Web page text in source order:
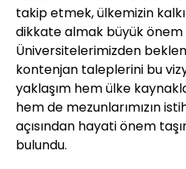
takip etmek, ülkemizin
dikkate almak büyük önem
Üniversitelerimizden
kontenjan taleplerini bu
yaklaşım hem ülke
hem de mezunlarımızın
açısından hayati önem
bulundu.